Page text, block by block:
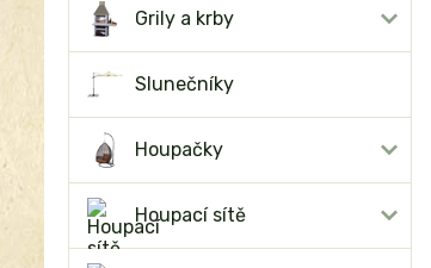
Grily a krby
Slunečníky
Houpačky
Houpací sítě